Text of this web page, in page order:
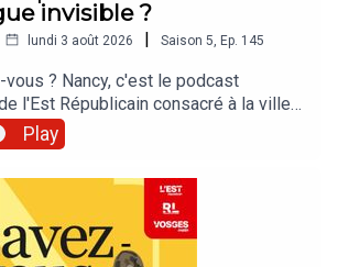
invisible ?
lundi 3 août 2026 | Saison 5, Ep. 145
vous ? Nancy, c'est le podcast
l'Est Républicain consacré à la ville
que vous ignorez sur elle.Un podcast
Jean-Marie Russe basé sur les
par la rédaction locale de Nancy.”
Play